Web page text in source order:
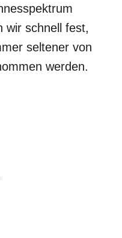
wir schnell fest,
seltener von
werden.